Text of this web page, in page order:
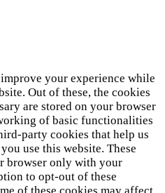
your experience while
Out of these, the cookies
are stored on your browser
of basic functionalities
party cookies that help us
use this website. These
browser only with your
to opt-out of these
of these cookies may affect